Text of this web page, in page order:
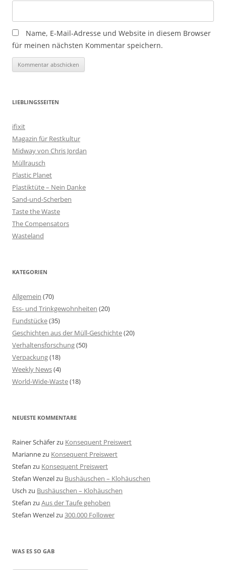
Name, E-Mail-Adresse und Website in diesem Browser
für meinen nächsten Kommentar speichern.
LIEBLINGSSEITEN
ifixit
Magazin für Restkultur
Midway von Chris Jordan
Müllrausch
Plastic Planet
Plastiktüte – Nein Danke
Sand-und-Scherben
Taste the Waste
The Compensators
Wasteland
KATEGORIEN
Allgemein (70)
Ess- und Trinkgewohnheiten (20)
Fundstücke(35)
Geschichten aus der Müll-Geschichte(20)
Verhaltensforschung(50)
Verpackung(18)
Weekly News(4)
World-Wide-Waste(18)
NEUESTE KOMMENTARE
Rainer Schäferzu Konsequent Preiswert
Mariannezu Konsequent Preiswert
Stefan zu Konsequent Preiswert
Stefan Wenzelzu Bushäuschen – Klohäuschen
Usch zu Bushäuschen – Klohäuschen
Stefan zu Aus der Taufe gehoben
Stefan Wenzelzu 300.000 Follower
WAS ES SO GAB